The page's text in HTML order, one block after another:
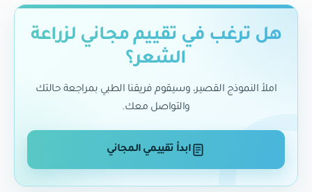
هل ترغب في تقييم مجاني لزراعة
الشعر؟
املأ النموذج القصير، وسيقوم فريقنا الطبي بمراجعة حالتك
والتواصل معك.
ابدأ تقييمي المجاني